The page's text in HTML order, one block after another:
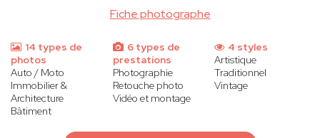
Fiche photographe
14 types de
photos
Auto / Moto
Immobilier &
Architecture
Bâtiment
6 types de
prestations
Photographie
Retouche photo
Vidéo et montage
4 styles
Artistique
Traditionnel
Vintage